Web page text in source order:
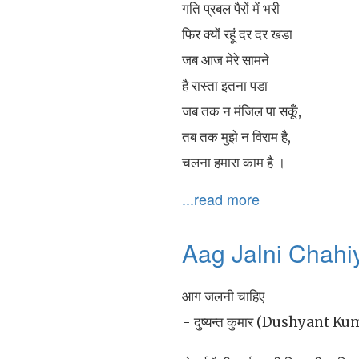
गति प्रबल पैरों में भरी
फिर क्यों रहूं दर दर खडा
जब आज मेरे सामने
है रास्ता इतना पडा
जब तक न मंजिल पा सकूँ,
तब तक मुझे न विराम है,
चलना हमारा काम है ।
...read more
Aag Jalni
आग जलनी चाहिए
- दुष्यन्त कुमार (Dushyant